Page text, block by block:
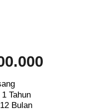
Tahun
Bulan